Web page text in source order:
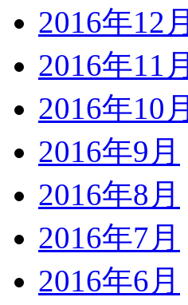
2016年12月
2016年11月
2016年10月
2016年9月
2016年8月
2016年7月
2016年6月